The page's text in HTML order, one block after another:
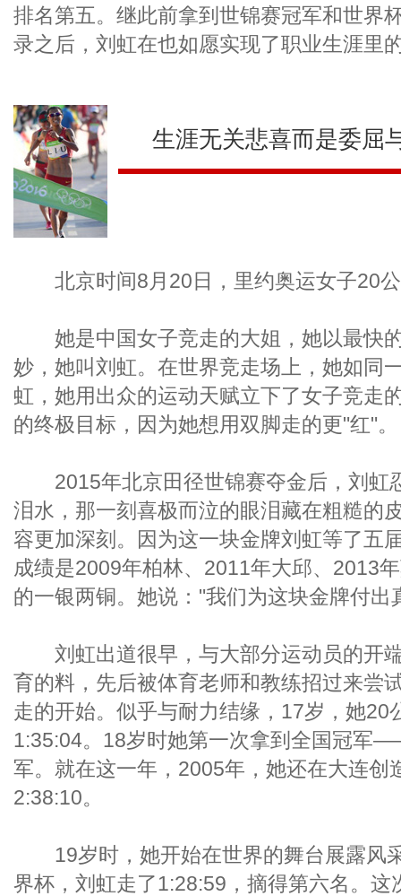
排名第五。继此前拿到世锦赛冠军和世界
录之后，刘虹在也如愿实现了职业生涯
生涯无关悲喜而是委屈
北京时间8月20日，里约奥运女子20公
她是中国女子竞走的大姐，她以最快
妙，她叫刘虹。在世界竞走场上，她如同
虹，她用出众的运动天赋立下了女子竞走
的终极目标，因为她想用双脚走的更"红"。
2015年北京田径世锦赛夺金后，刘虹
泪水，那一刻喜极而泣的眼泪藏在粗糙的
容更加深刻。因为这一块金牌刘虹等了五
成绩是2009年柏林、2011年大邱、2013
的一银两铜。她说："我们为这块金牌付出
刘虹出道很早，与大部分运动员的开
育的料，先后被体育老师和教练招过来尝
走的开始。似乎与耐力结缘，17岁，她20
1:35:04。18岁时她第一次拿到全国冠军
军。就在这一年，2005年，她还在大连
2:38:10。
19岁时，她开始在世界的舞台展露风
界杯，刘虹走了1:28:59，摘得第六名。这